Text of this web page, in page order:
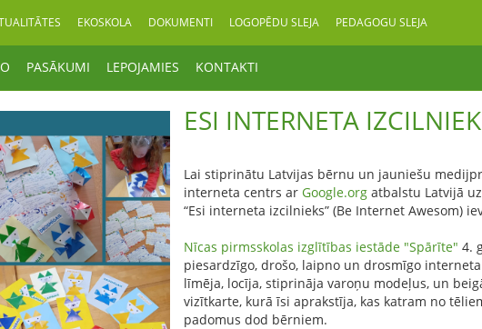
EKOSKOLA DOKUMENTI LOGOPĒDU SLEJA PEDAGOGU SLEJA
PASĀKUMI LEPOJAMIES KONTAKTI
ESI INTERNETA
Lai stiprinātu Latvijas bērnu un jauniešu
interneta centrs arGoogle.org atbalstu Latvijā
“Esi interneta izcilnieks” (Be Internet Awesom)
Nīcas pirmsskolas izglītības iestāde "Spārīte" 4.
piesardzīgo, drošo, laipno un drosmīgo
līmēja, locīja, stiprināja varoņu modeļus, un
vizītkarte, kurā īsi aprakstīja, kas katram no
padomus dod bērniem.